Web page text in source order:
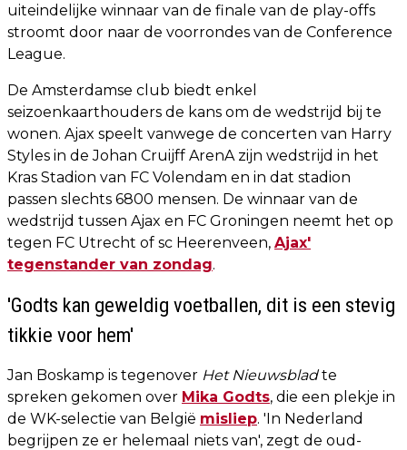
uiteindelijke winnaar van de finale van de play-offs
stroomt door naar de voorrondes van de Conference
League.
De Amsterdamse club biedt enkel
seizoenkaarthouders de kans om de wedstrijd bij te
wonen. Ajax speelt vanwege de concerten van Harry
Styles in de Johan Cruijff ArenA zijn wedstrijd in het
Kras Stadion van FC Volendam en in dat stadion
passen slechts 6800 mensen. De winnaar van de
wedstrijd tussen Ajax en FC Groningen neemt het op
tegen FC Utrecht of sc Heerenveen, Ajax'
tegenstander van zondag.
'Godts kan geweldig voetballen, dit is een stevig
tikkie voor hem'
Jan Boskamp is tegenover Het Nieuwsbladte
spreken gekomen over Mika Godts, die een plekje in
de WK-selectie van België misliep. 'In Nederland
begrijpen ze er helemaal niets van', zegt de oud-